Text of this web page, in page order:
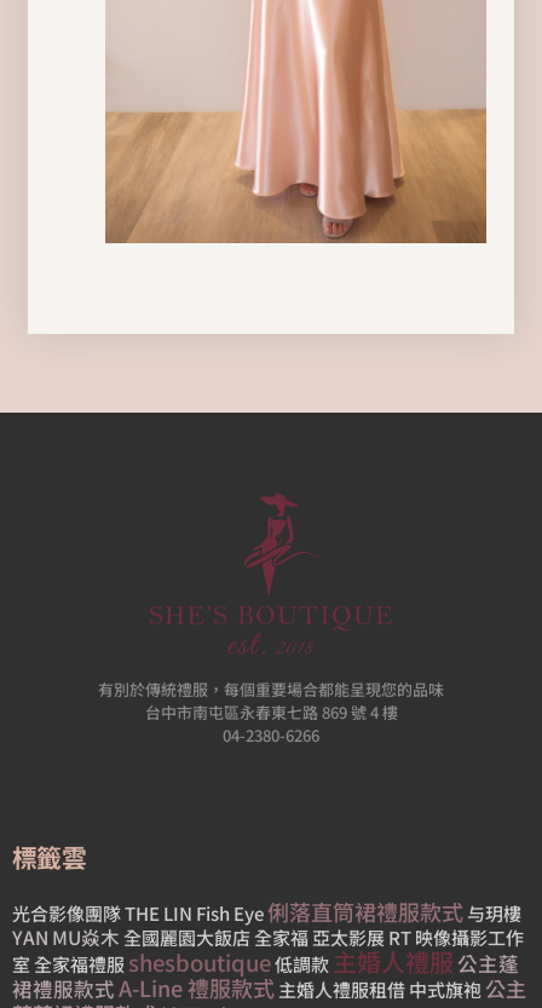
有別於傳統禮服，每個重要場合都能呈現您的品味
台中市南屯區永春東七路 869 號 4 樓
04-2380-6266
標籤雲
光合影像團隊THE LIN Fish Eye俐落直筒裙禮服款式与玥樓
YAN MU焱木 全國麗園大飯店全家福亞太影展RT 映像攝影工作
室 全家福禮服 shesboutique低調款主婚人禮服 公主蓬
裙禮服款式A-Line 禮服款式主婚人禮服租借中式旗袍公主